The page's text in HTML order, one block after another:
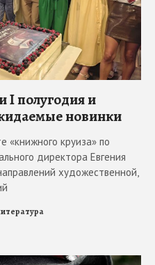
I полугодия и
новинки
«книжного круиза» по
директора Евгения
художественной,